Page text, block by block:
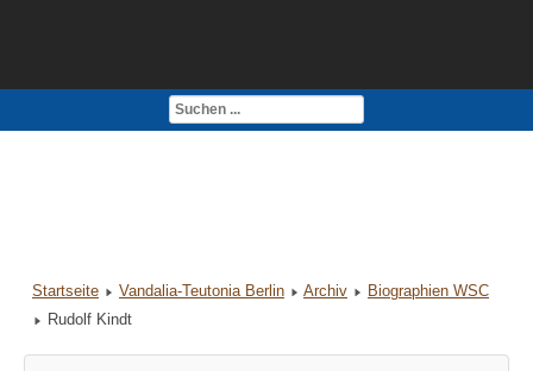
Impressum
Startseite Vandalia-Teutonia Berlin Archiv
Biographien WSC
Rudolf Kindt